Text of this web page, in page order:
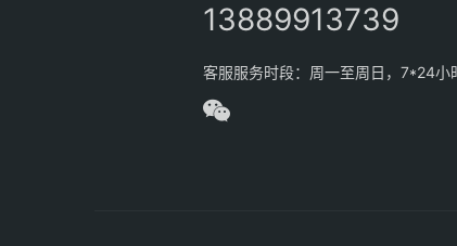
13889913739
客服服务时段：周一至周日，7*24小